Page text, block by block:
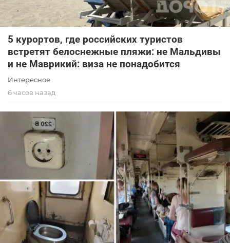
5 курортов, где российских туристов
встретят белоснежные пляжи: не Мальдивы
и не Маврикий: виза не понадобится
Интересное
6 часов назад